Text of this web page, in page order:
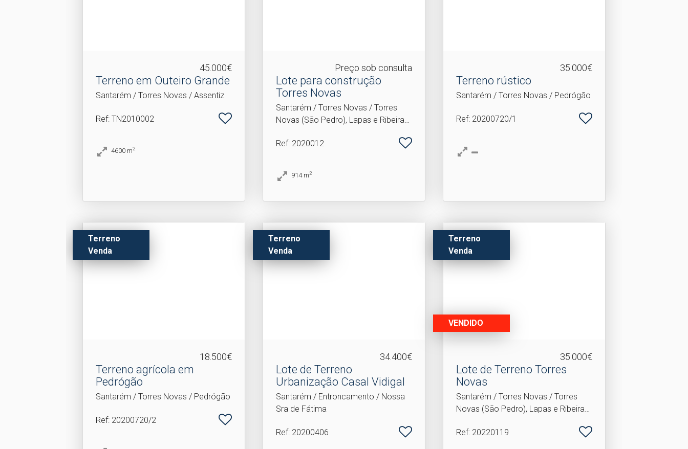
45.000€
Terreno em Outeiro Grande
Santarém / Torres Novas / Assentiz
Ref: TN2010002
4600 m2
Preço sob consulta
Lote para construção
Torres Novas
Santarém / Torres Novas / Torres
Novas (São Pedro), Lapas e Ribeira
Ref: 2020012
914 m2
35.000€
Terreno rústico
Santarém / Torres Novas / Pedrógão
Ref: 20200720/1
Terreno
Venda
18.500€
Terreno agrícola em
Pedrógão
Santarém / Torres Novas / Pedrógão
Ref: 20200720/2
Terreno
Venda
34.400€
Lote de Terreno
Urbanização Casal Vidigal
Santarém / Entroncamento / Nossa
Sra de Fátima
Ref: 20200406
Terreno
Venda
VENDIDO
35.000€
Lote de Terreno Torres
Novas
Santarém / Torres Novas / Torres
Novas (São Pedro), Lapas e Ribeira
Ref: 20220119